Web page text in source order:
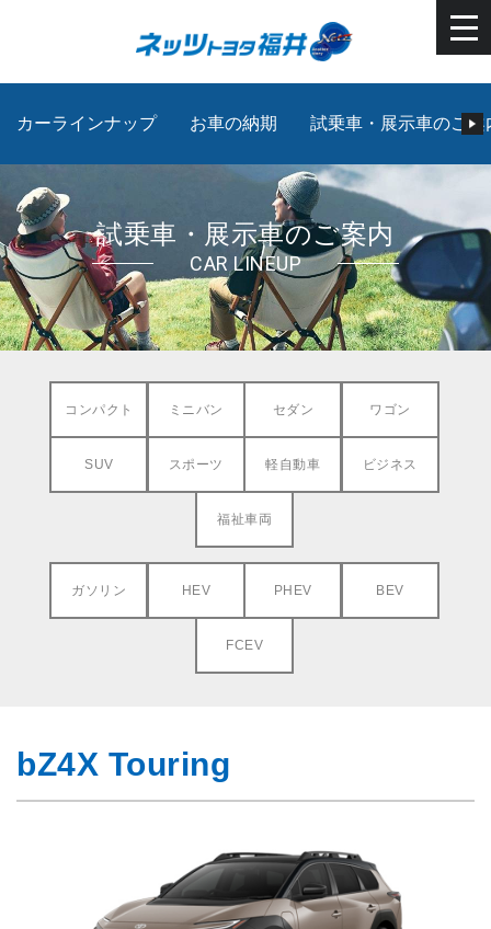
カーラインナップ お車の納期 試乗車・展示車のご案
試乗車・展示車のご案内
CAR LINEUP
コンパクト ミニバン セダン ワゴン
SUV スポーツ 軽自動車 ビジネス
福祉車両
ガソリン HEV PHEV BEV
FCEV
bZ4X Touring